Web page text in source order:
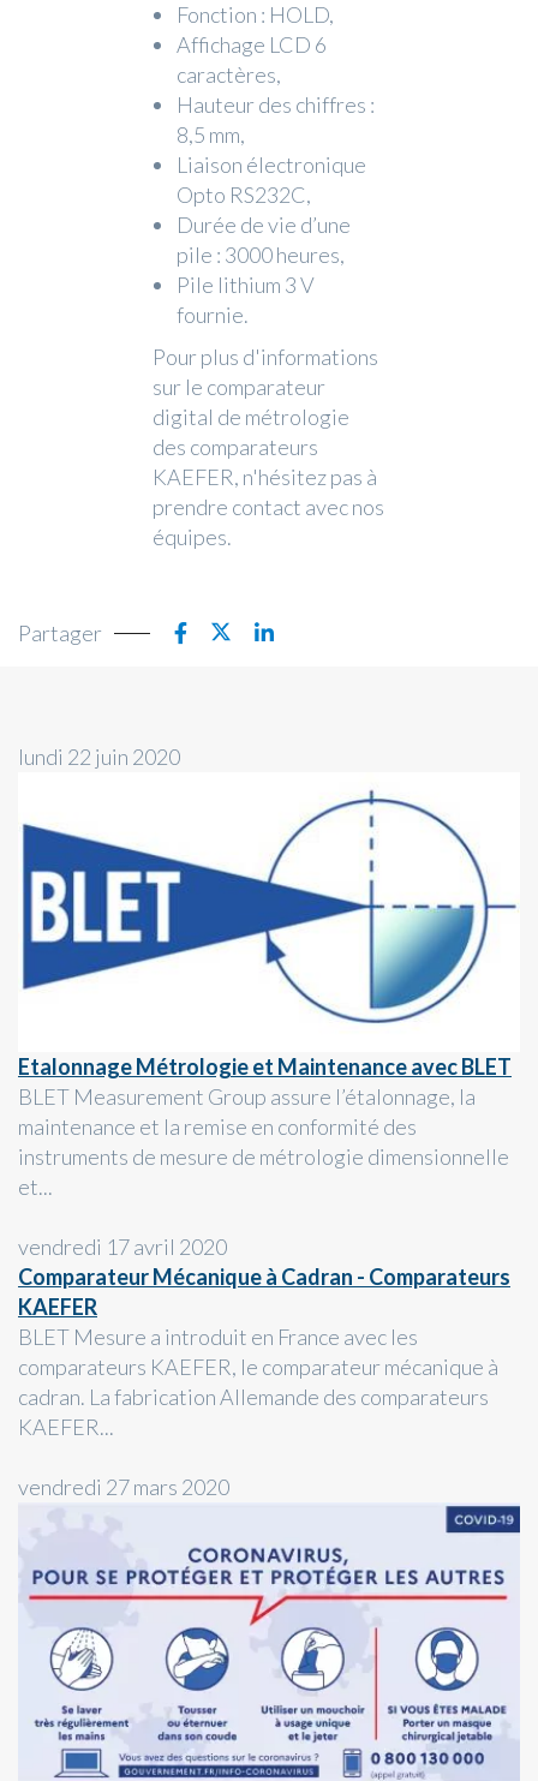
Fonction : HOLD,
Affichage LCD 6
caractères,
Hauteur des chiffres :
8,5 mm,
Liaison électronique
Opto RS232C,
Durée de vie d’une
pile : 3000 heures,
Pile lithium 3 V
fournie.
Pour plus d'informations
sur le comparateur
digital de métrologie
des comparateurs
KAEFER, n'hésitez pas à
prendre contact avec nos
équipes.
Partager
lundi 22 juin 2020
Etalonnage Métrologie et Maintenance avec BLET
BLET Measurement Group assure l’étalonnage, la
maintenance et la remise en conformité des
instruments de mesure de métrologie dimensionnelle
et...
vendredi 17 avril 2020
Comparateur Mécanique à Cadran - Comparateurs
KAEFER
BLET Mesure a introduit en France avec les
comparateurs KAEFER, le comparateur mécanique à
cadran. La fabrication Allemande des comparateurs
KAEFER...
vendredi 27 mars 2020